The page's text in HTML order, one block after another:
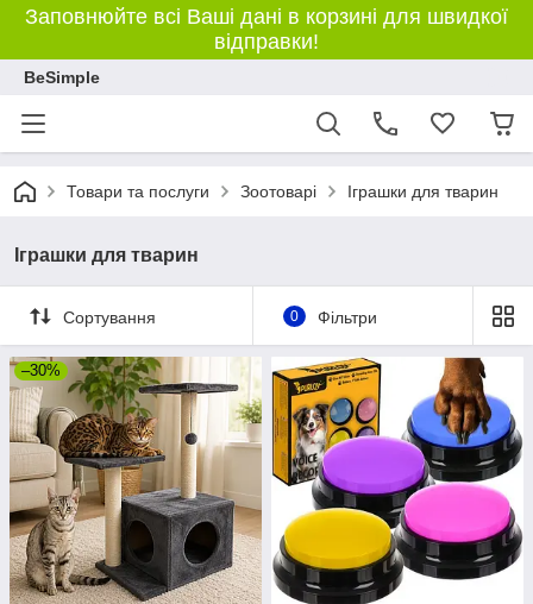
Заповнюйте всі Ваші дані в корзині для швидкої
відправки!
BeSimple
Товари та послуги Зоотоварі Іграшки для тварин
Іграшки для тварин
Сортування 0 Фільтри
–30%